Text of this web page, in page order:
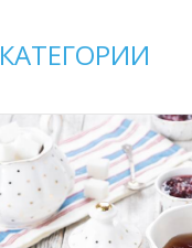
КАТЕГОРИИ